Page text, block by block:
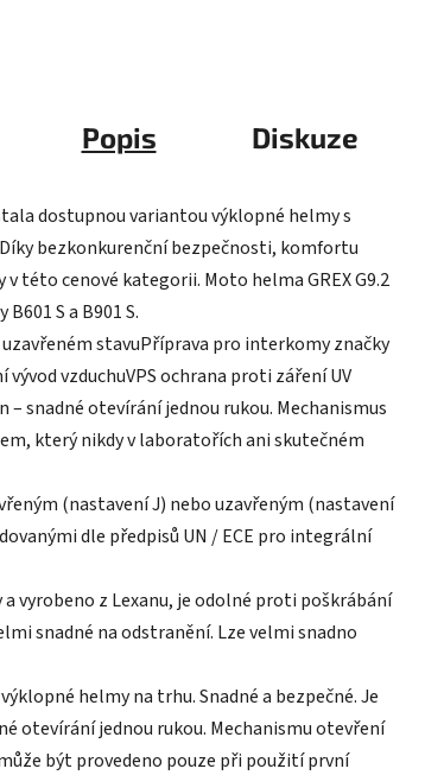
Popis Diskuze
dostupnou variantou výklopné helmy s
bezkonkurenční bezpečnosti, komfortu
této cenové kategorii. Moto helma GREX G9.2
S a B901 S.
stavuPříprava pro interkomy značky
vzduchuVPS ochrana proti záření UV
snadné otevírání jednou rukou. Mechanismus
který nikdy v laboratořích ani skutečném
(nastavení J) nebo uzavřeným (nastavení
dle předpisů UN / ECE pro integrální
vyrobeno z Lexanu, je odolné proti poškrábání
snadné na odstranění. Lze velmi snadno
helmy na trhu. Snadné a bezpečné. Je
otevírání jednou rukou. Mechanismu otevření
být provedeno pouze při použití první